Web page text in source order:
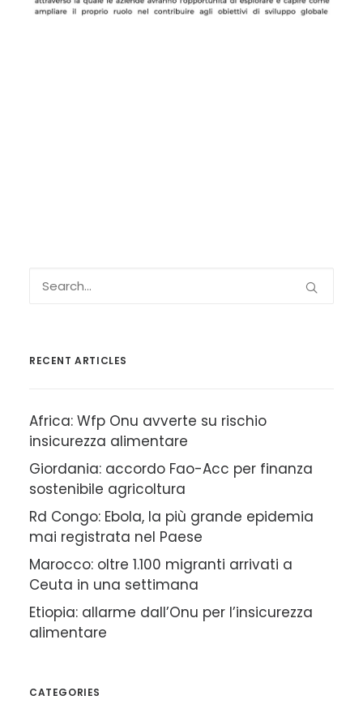
RECENT ARTICLES
Africa: Wfp Onu avverte su rischio
insicurezza alimentare
Giordania: accordo Fao-Acc per finanza
sostenibile agricoltura
Rd Congo: Ebola, la più grande epidemia
mai registrata nel Paese
Marocco: oltre 1.100 migranti arrivati a
Ceuta in una settimana
Etiopia: allarme dall’Onu per l’insicurezza
alimentare
CATEGORIES